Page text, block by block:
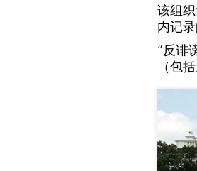
该组
内记
“反诽
（包